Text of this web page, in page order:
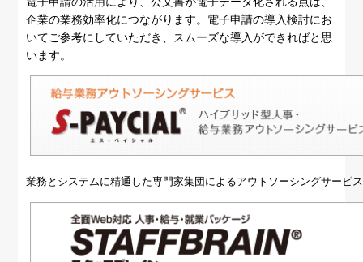
企業の業務効率化につながります。電子申請の導入検討にお
いてご参考にしていただき、スムーズな導入ができればと思
います。
業務とシステムに精通した専門家集団によるアウトソーシングサービス